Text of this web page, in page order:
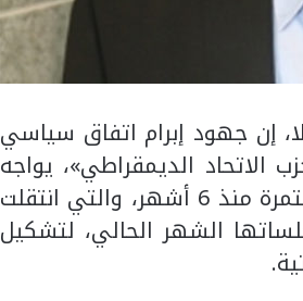
إن جهود إبرام اتفاق سياسي
الاتحاد الديمقراطي»، يواجه
صعوبات مما يعمق الشكوك بشأن المباحثات الكردية المستمرة منذ 6 أشهر، والتي انتقلت
الشهر الحالي، لتشكيل